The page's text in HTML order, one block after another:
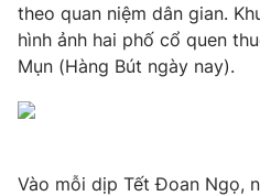
theo quan niệm dân gian.
hình ảnh hai phố cổ quen
Mụn (Hàng Bút ngày nay).
Vào mỗi dịp Tết Đoan Ngọ,